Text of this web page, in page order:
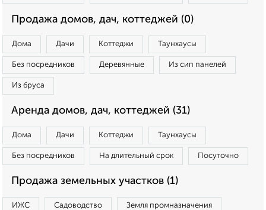
Продажа домов, дач, коттеджей (0)
Дома Дачи Коттеджи Таунхаусы
Без посредников Деревянные Из сип панелей
Из бруса
Аренда домов, дач, коттеджей (31)
Дома Дачи Коттеджи Таунхаусы
Без посредников На длительный срок Посуточно
Продажа земельных участков (1)
ИЖС Садоводство Земля промназначения